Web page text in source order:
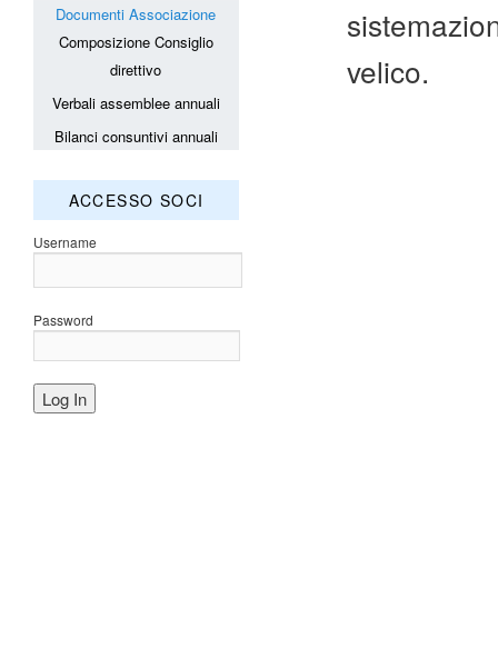
velico.
Documenti Associazione
Composizione Consiglio
direttivo
Verbali assemblee annuali
Bilanci consuntivi annuali
ACCESSO SOCI
Username
Password